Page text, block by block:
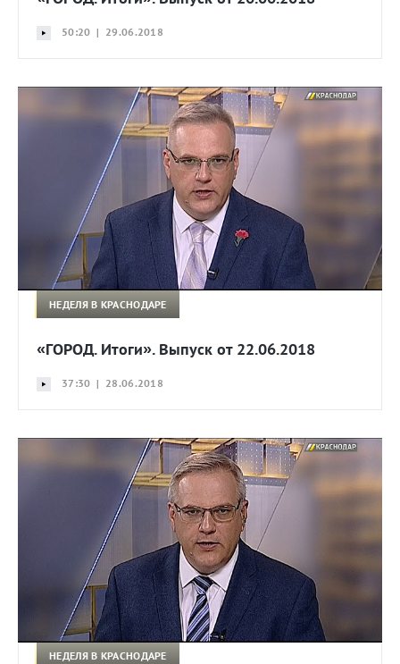
50:20 | 29.06.2018
НЕДЕЛЯ В КРАСНОДАРЕ
«ГОРОД. Итоги». Выпуск от 22.06.2018
37:30 | 28.06.2018
НЕДЕЛЯ В КРАСНОДАРЕ